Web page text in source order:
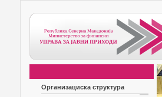
Организациска структура